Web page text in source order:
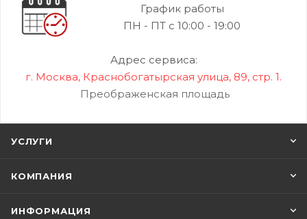
График работы
ПН - ПТ с 10:00 - 19:00
Адрес сервиса:
г. Москва, Краснобогатырская улица, 89, стр. 1.
Преображенская площадь
УСЛУГИ
КОМПАНИЯ
ИНФОРМАЦИЯ